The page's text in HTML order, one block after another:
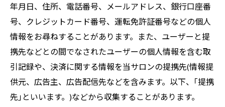
年月日、住所、電話番号、メールアドレス、銀行口座番
号、クレジットカード番号、運転免許証番号などの個人
情報をお尋ねすることがあります。また、ユーザーと提
携先などとの間でなされたユーザーの個人情報を含む取
引記録や、決済に関する情報を当サロンの提携先(情報提
供元、広告主、広告配信先などを含みます。以下、｢提携
先｣といいます。)などから収集することがあります。